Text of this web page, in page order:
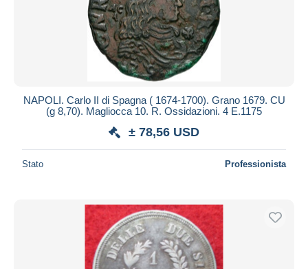
NAPOLI. Carlo II di Spagna ( 1674-1700). Grano 1679. CU
(g 8,70). Magliocca 10. R. Ossidazioni. 4 E.1175
± 78,56 USD
Stato Professionista